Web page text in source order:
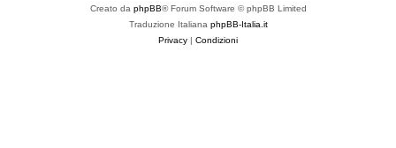
Creato da phpBB® Forum Software © phpBB Limited
Traduzione Italiana phpBB-Italia.it
Privacy | Condizioni